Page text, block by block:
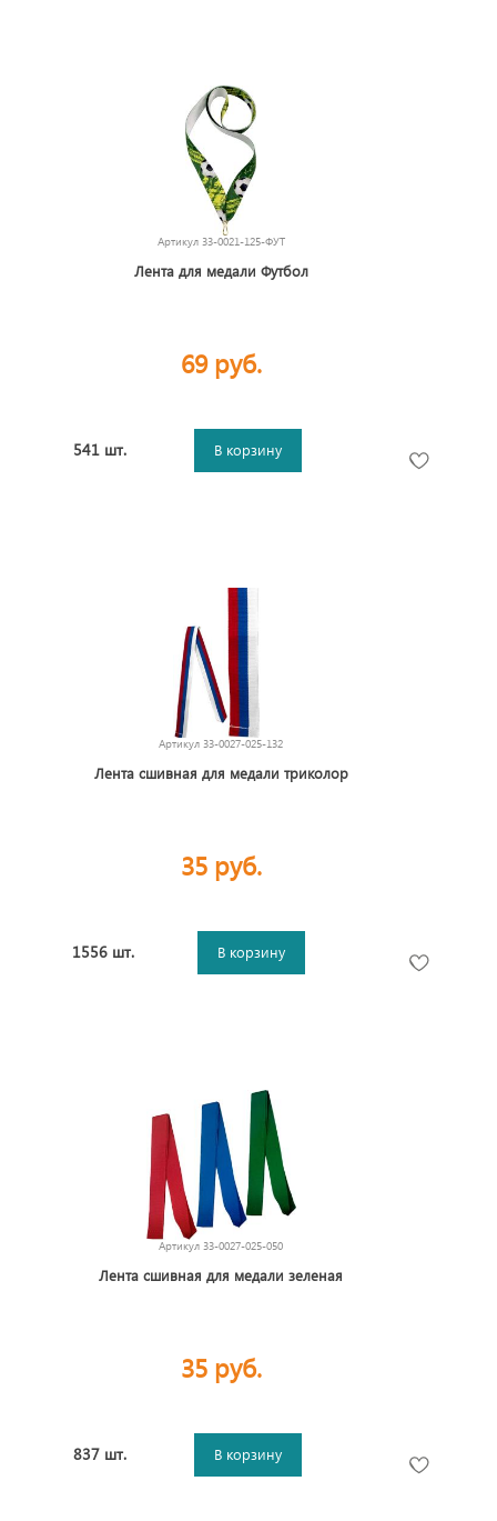
Артикул 33-0021-125-ФУТ
Лента для медали Футбол
69 руб.
541 шт. В корзину
Артикул 33-0027-025-132
Лента сшивная для медали триколор
35 руб.
1556 шт. В корзину
Артикул 33-0027-025-050
Лента сшивная для медали зеленая
35 руб.
837 шт. В корзину